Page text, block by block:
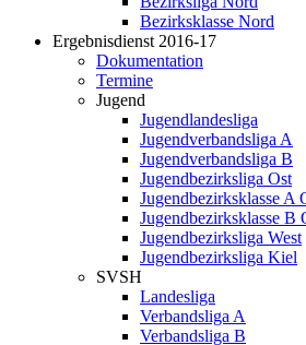
Bezirksklasse Nord
Ergebnisdienst 2016-17
Dokumentation
Termine
Jugend
Jugendlandesliga
Jugendverbandsliga A
Jugendverbandsliga B
Jugendbezirksliga Ost
Jugendbezirksklasse A
Jugendbezirksklasse B
Jugendbezirksliga West
Jugendbezirksliga Kiel
SVSH
Landesliga
Verbandsliga A
Verbandsliga B